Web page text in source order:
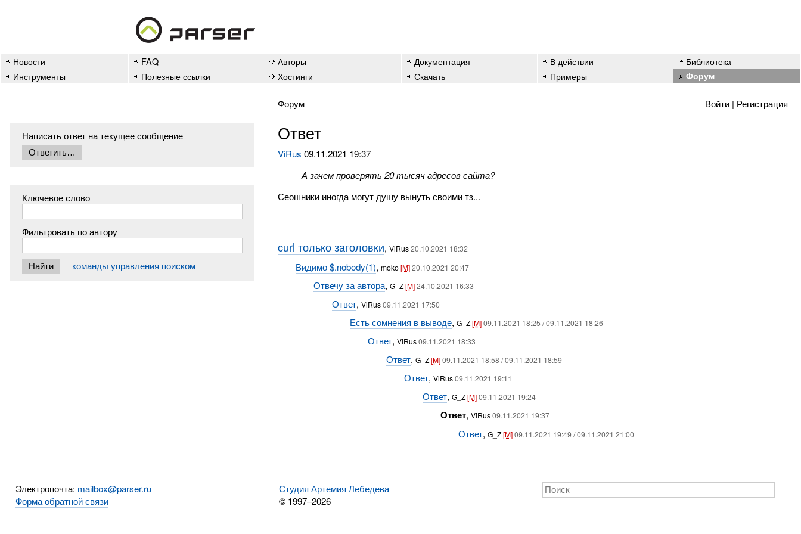
Новости FAQ Авторы Документация В действии
Библиотека
Инструменты
Полезные ссылки Хостинги Скачать Примеры Форум
Форум Войти| Регистрация
Написать ответ на текущее сообщение
Ключевое слово
Фильтровать по автору
команды управления поиском
Ответ
ViRus 09.11.2021 19:37
А зачем проверять 20 тысяч адресов сайта?
Сеошники иногда могут душу вынуть своими тз...
curl только заголовки, ViRus20.10.2021 18:32
Видимо $.nobody(1), moko[M]20.10.2021 20:47
Отвечу за автора,G_Z[M]24.10.2021 16:33
Ответ, ViRus09.11.2021 17:50
Есть сомнения в выводе,G_Z[M]09.11.2021 18:25 / 09.11.2021 18:26
Ответ,ViRus09.11.2021 18:33
Ответ, G_Z[M]09.11.2021 18:58 / 09.11.2021 18:59
Ответ,ViRus09.11.2021 19:11
Ответ, G_Z[M]09.11.2021 19:24
Ответ,ViRus09.11.2021 19:37
Ответ,G_Z[M] 09.11.2021 19:49 / 09.11.2021 21:00
Электропочта: mailbox@parser.ru
Форма обратной связи
Студия Артемия Лебедева
© 1997–2026